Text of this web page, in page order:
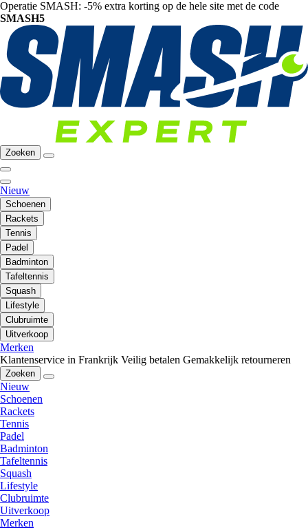
Operatie SMASH: -5% extra korting op de hele site met de code
SMASH5
Zoeken
Nieuw
Schoenen
Rackets
Tennis
Padel
Badminton
Tafeltennis
Squash
Lifestyle
Clubruimte
Uitverkoop
Merken
Klantenservice in Frankrijk Veilig betalen Gemakkelijk retourneren
Zoeken
Nieuw
Schoenen
Rackets
Tennis
Padel
Badminton
Tafeltennis
Squash
Lifestyle
Clubruimte
Uitverkoop
Merken